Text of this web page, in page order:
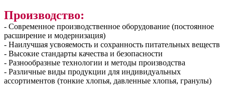
Производство:
- Современное производственное оборудование (постоянное
расширение и модернизация)
- Наилучшая усвояемость и сохранность питательных веществ
- Высокие стандарты качества и безопасности
- Разнообразные технологии и методы производства
- Различные виды продукции для индивидуальных
ассортиментов (тонкие хлопья, давленные хлопья, гранулы)